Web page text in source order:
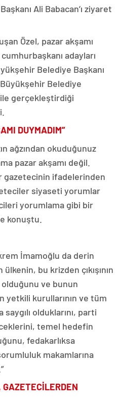
Ali Babacan’ı ziyaret
Özel, pazar akşamı
adayları
Belediye Başkanı
Belediye
gerçekleştirdiği
DUYMADIM”
ağzından okuduğunuz
pazar akşamı değil.
gazetecinin ifadelerinden
siyaseti yorumlar
yorumlama gibi bir
konuştu.
İmamoğlu da derin
bu krizden çıkışının
ve bunun
yetkili kurullarının ve tüm
olduklarını, parti
temel hedefin
fedakarlıksa
makamlarına
GAZETECİLERDEN